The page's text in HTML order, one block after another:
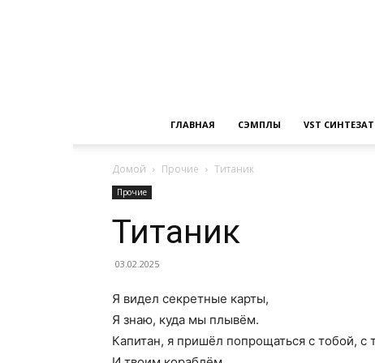
ГЛАВНАЯ СЭМПЛЫ VST
Домой Прочие Титаник
Прочие
Титаник
03.02.2025
Я видел секретные карты,
Я знаю, куда мы плывём.
Капитан, я пришёл попрощаться с тобой, с